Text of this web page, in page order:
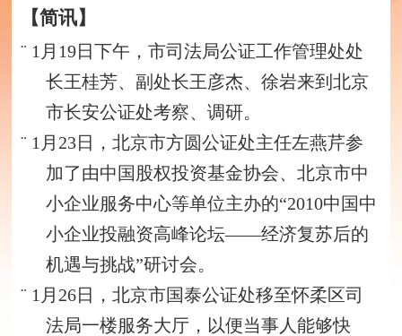
【简讯】
¨ 1 月 19日下午，市司法局公证工作管理处处
长王桂芳、副处长王彦杰、徐岩来到北京
市长安公证处考察、调研。
¨ 1月23日，北京市方圆公证处主任左燕芹参
加了由中国股权投资基金协会、北京市中
小企业服务中心等单位主办的“2010中国中
小企业投融资高峰论坛——经济复苏后的
机遇与挑战”研讨会。
¨ 1月26日，北京市国泰公证处移至怀柔区司
法局一楼服务大厅，以便当事人能够快